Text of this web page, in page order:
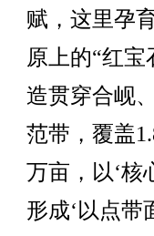
赋，这里孕
原上的“红
造贯穿合岘
范带，覆盖
万亩，以‘核
形成‘以点带